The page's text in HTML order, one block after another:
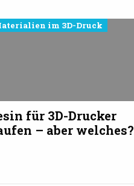
im 3D-Druck
für 3D-Drucker
– aber welches?